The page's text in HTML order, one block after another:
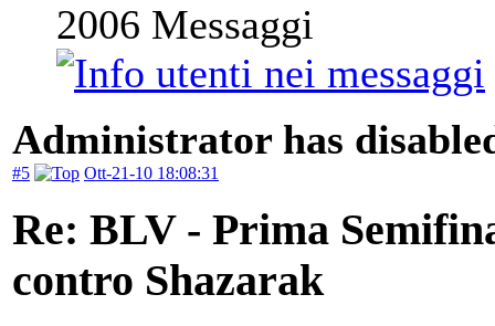
2006 Messaggi
Administrator has
#5 Ott-21-10 18:08:31
Re: BLV - Prima
contro Shazarak